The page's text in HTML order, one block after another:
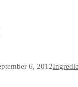
6, 2012